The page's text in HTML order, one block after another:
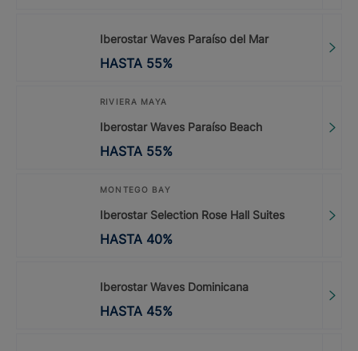
Iberostar Waves Paraíso del Mar
HASTA 55%
RIVIERA MAYA
Iberostar Waves Paraíso Beach
HASTA 55%
MONTEGO BAY
Iberostar Selection Rose Hall Suites
HASTA 40%
Iberostar Waves Dominicana
HASTA 45%